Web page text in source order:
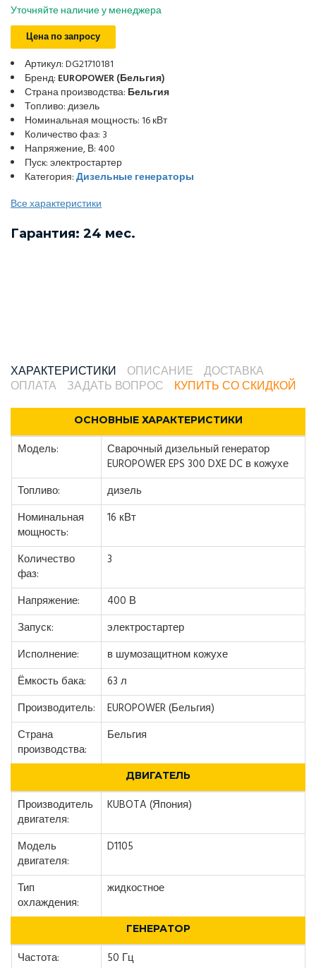
Уточняйте наличие у менеджера
Цена по запросу
Артикул: DG21710181
Бренд: EUROPOWER (Бельгия)
Страна производства: Бельгия
Топливо: дизель
Номинальная мощность: 16 кВт
Количество фаз: 3
Напряжение, В: 400
Пуск: электростартер
Категория:Дизельные генераторы
Все характеристики
Гарантия: 24 мес.
ХАРАКТЕРИСТИКИ ОПИСАНИЕ
ДОСТАВКА
ОПЛАТА
ЗАДАТЬ ВОПРОС КУПИТЬ СО СКИДКОЙ
ОСНОВНЫЕ ХАРАКТЕРИСТИКИ
Модель:
Сварочный дизельный генератор
EUROPOWER EPS 300 DXE DC в кожухе
Топливо:
дизель
Номинальная
мощность:
16 кВт
Количество
фаз:
3
Напряжение:
400 В
Запуск:
электростартер
Исполнение:
в шумозащитном кожухе
Ёмкость бака:
63 л
Производитель:
EUROPOWER (Бельгия)
Страна
производства:
Бельгия
ДВИГАТЕЛЬ
Производитель
двигателя:
KUBOTA (Япония)
Модель
двигателя:
D1105
Тип
охлаждения:
жидкостное
ГЕНЕРАТОР
Частота:
50 Гц